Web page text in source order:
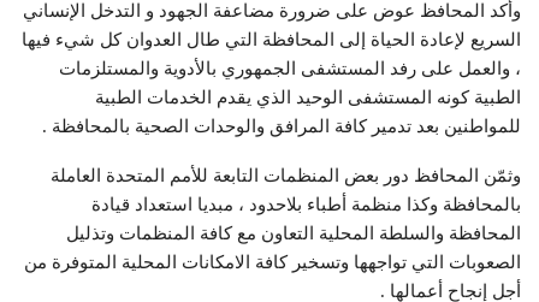
وأكد المحافظ عوض على ضرورة مضاعفة الجهود و التدخل الإنساني
السريع لإعادة الحياة إلى المحافظة التي طال العدوان كل شيء فيها
، والعمل على رفد المستشفى الجمهوري بالأدوية والمستلزمات
الطبية كونه المستشفى الوحيد الذي يقدم الخدمات الطبية
للمواطنين بعد تدمير كافة المرافق والوحدات الصحية بالمحافظة .
وثمّن المحافظ دور بعض المنظمات التابعة للأمم المتحدة العاملة
بالمحافظة وكذا منظمة أطباء بلاحدود ، مبديا استعداد قيادة
المحافظة والسلطة المحلية التعاون مع كافة المنظمات وتذليل
الصعوبات التي تواجهها وتسخير كافة الامكانات المحلية المتوفرة من
أجل إنجاح أعمالها .